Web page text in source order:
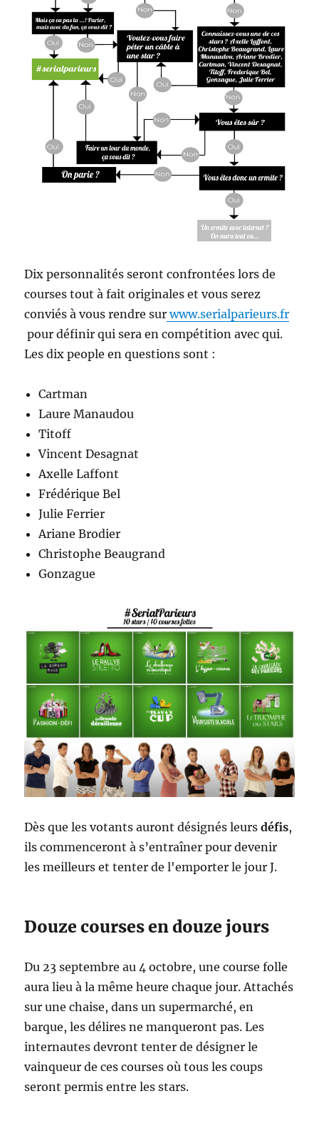
Dix personnalités seront confrontées lors de
courses tout à fait originales et vous serez
conviés à vous rendre surwww.serialparieurs.fr
pour définir qui sera en compétition avec qui.
Les dix people en questions sont :
Cartman
Laure Manaudou
Titoff
Vincent Desagnat
Axelle Laffont
Frédérique Bel
Julie Ferrier
Ariane Brodier
Christophe Beaugrand
Gonzague
Dès que les votants auront désignés leursdéfis,
ils commenceront à s’entraîner pour devenir
les meilleurs et tenter de l'emporter le jour J.
Douze courses en douze jours
Du 23 septembre au 4 octobre, une course folle
aura lieu à la même heure chaque jour. Attachés
sur une chaise, dans un supermarché, en
barque, les délires ne manqueront pas. Les
internautes devront tenter de désigner le
vainqueur de ces courses où tous les coups
seront permis entre les stars.